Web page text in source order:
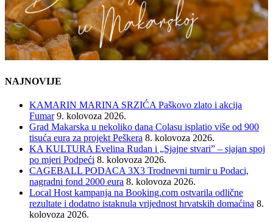
NAJNOVIJE
KAMARIN MARINA SRZIĆA Paškovo zlato i akcija
Fumar 9. kolovoza 2026.
Grad Makarska u nekoliko dana Colasu isplatio više od 900
tisuća eura za projekt Peškera 8. kolovoza 2026.
KA KULTURA Evelina Rudan i „Sjajne stvari” – sjajan spoj
po mjeri Podpeći 8. kolovoza 2026.
CAGEBALL PODACA 3X3 Trodnevni turnir u Podaci,
nagradni fond 2000 eura 8. kolovoza 2026.
Local Host kampanja na Booking.com ostvarila odlične
rezultate i dodatno istaknula vrijednost hrvatskih domaćina 8.
kolovoza 2026.